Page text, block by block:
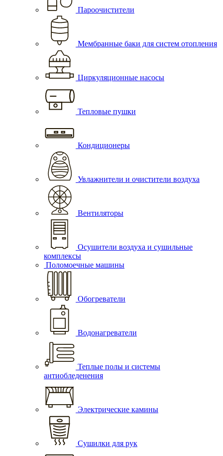
Пароочистители
Мембранные баки для систем отопления
Циркуляционные насосы
Тепловые пушки
Кондиционеры
Увлажнители и очистители воздуха
Вентиляторы
Осушители воздуха и сушильные
комплексы
Поломоечные машины
Обогреватели
Водонагреватели
Теплые полы и системы
антиобледенения
Электрические камины
Сушилки для рук